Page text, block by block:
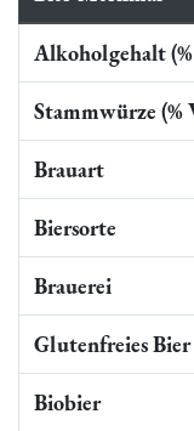
Alkoholgehalt
Stammwürze (%
Brauart
Biersorte
Brauerei
Glutenfreies Bier
Biobier